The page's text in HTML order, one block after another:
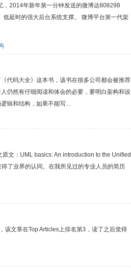
，2014年新年第一分钟发送的微博达808298
延时的强大后台系统支撑。 微博平台第一代架
代码大全》这本书，该书在很多公司都会被推荐
仍然有仔细阅读和体会的必要，要明白架构和设
辑和结构，如果不能写...
文：UML basics: An introduction to the Unified
了业界的认同。在我所见过的专业人员的简历
该文章在Top Articles上排名第3，读了之后觉得